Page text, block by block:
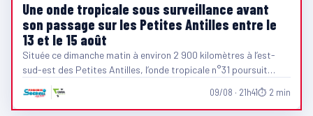
Une onde tropicale sous surveillance avant
son passage sur les Petites Antilles entre le
13 et le 15 août
Située ce dimanche matin à environ 2 900 kilomètres à l’est-
sud-est des Petites Antilles, l’onde tropicale n°31 poursuit…
09/08 · 21h41⏱ 2 min